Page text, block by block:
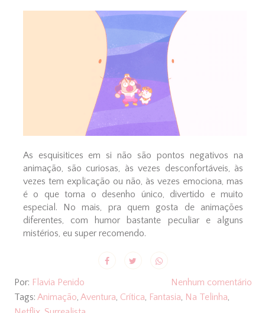
As esquisitices em si não são pontos negativos na
animação, são curiosas, às vezes desconfortáveis, às
vezes tem explicação ou não, às vezes emociona, mas
é o que torna o desenho único, divertido e muito
especial. No mais, pra quem gosta de animações
diferentes, com humor bastante peculiar e alguns
mistérios, eu super recomendo.
Por: Flavia Penido
Nenhum comentário
Tags: Animação, Aventura, Crítica, Fantasia, Na Telinha,